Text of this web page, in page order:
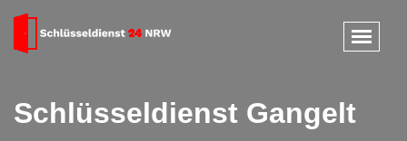
Schlüsseldienst Gangelt